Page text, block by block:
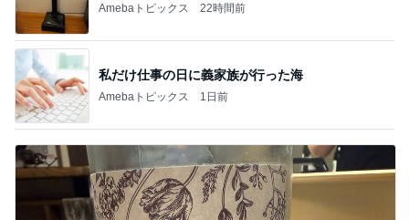
Amebaトピックス 22時間前
私だけ仕事の日に義家族が行った海
Amebaトピックス 1日前